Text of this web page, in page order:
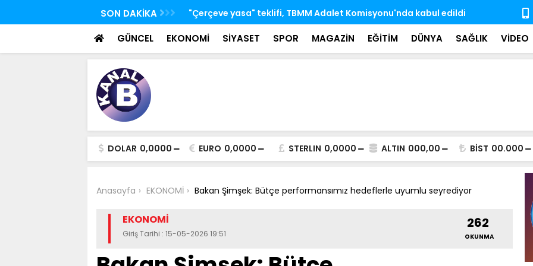
SON DAKİKA
Adalet Komisyonu'nda kabul edildi
Bakan Kacır: Bugüne dek 10 Antarktika, 6 Arktik bilim seferini Türk
bilim insanları gerçekleştirdi
Hayata
iz bıraktı
GÜNCEL EKONOMİ SİYASET SPOR MAGAZİN EĞİTİM DÜNYA SAĞLIK VİDEO
DOLAR 0,0000 EURO 0,0000 STERLIN 0,0000 ALTIN 000,00 BİST 00.000
Anasayfa EKONOMİ Bakan Şimşek: Bütçe performansımız hedeflerle uyumlu seyrediyor
EKONOMİ
Giriş Tarihi : 15-05-2026 19:51
262
OKUNMA